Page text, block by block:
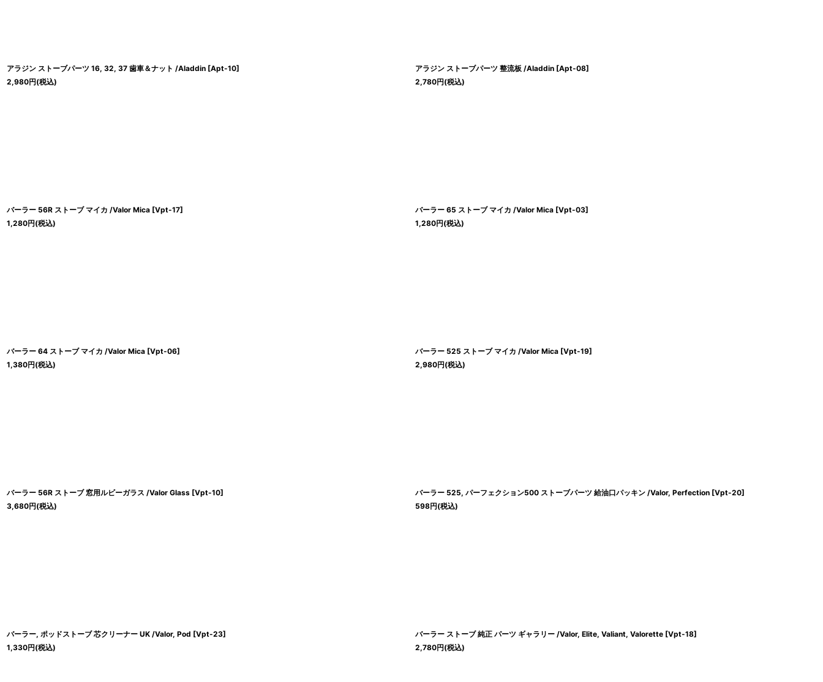
アラジン ストーブパーツ 16, 32, 37 歯車＆ナット /Aladdin [Apt-10]
2,980円(税込)
アラジン ストーブパーツ 整流板 /Aladdin [Apt-08]
2,780円(税込)
バーラー 56R ストーブ マイカ /Valor Mica [Vpt-17]
1,280円(税込)
バーラー 65 ストーブ マイカ /Valor Mica [Vpt-03]
1,280円(税込)
バーラー 64 ストーブ マイカ /Valor Mica [Vpt-06]
1,380円(税込)
バーラー 525 ストーブ マイカ /Valor Mica [Vpt-19]
2,980円(税込)
バーラー 56R ストーブ 窓用ルビーガラス /Valor Glass [Vpt-10]
3,680円(税込)
バーラー 525, パーフェクション500 ストーブパーツ 給油口パッキン /Valor, Perfection [Vpt-20]
598円(税込)
バーラー, ポッドストーブ 芯クリーナー UK /Valor, Pod [Vpt-23]
1,330円(税込)
バーラー ストーブ 純正 パーツ ギャラリー /Valor, Elite, Valiant, Valorette [Vpt-18]
2,780円(税込)